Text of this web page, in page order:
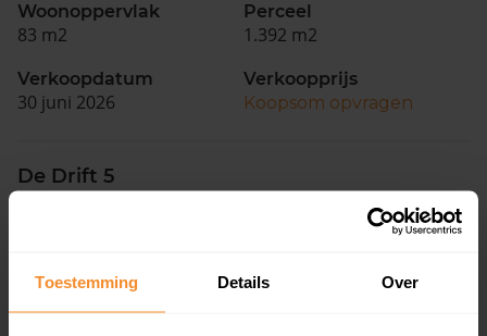
Toestemming Details Over
Woonoppervlak
83 m2
Perceel
1.392 m2
Verkoopdatum
30 juni 2026
Verkoopprijs
Koopsom opvragen
De Drift 5
Verkoopdatum
29 juni 2026
Verkoopprijs